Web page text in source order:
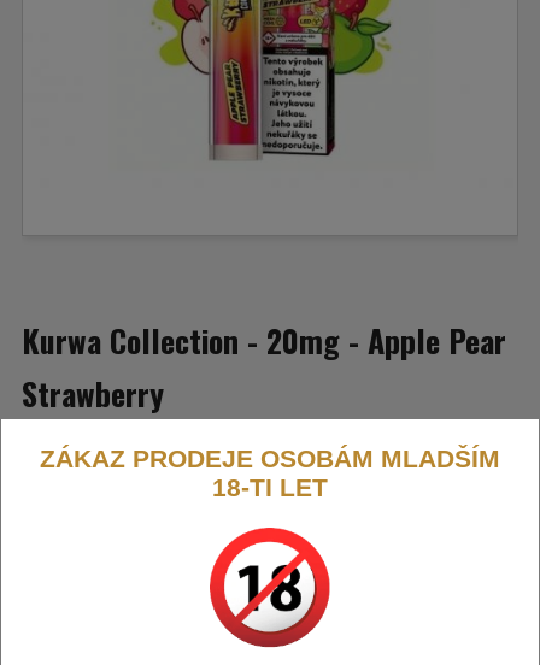
Kurwa Collection - 20mg - Apple Pear
Strawberry
Letní svěží chuť s dominující příchutí jablka, hrušky a jahody.
ZÁKAZ PRODEJE OSOBÁM MLADŠÍM
18-TI LET